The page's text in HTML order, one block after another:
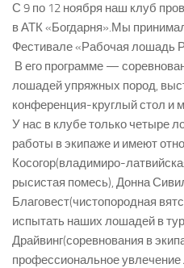
С 9 по 12 ноября наш клуб
в АТК «Богдарня».Мы
Фестивале «Рабочая лошадь
В его программе —
лошадей упряжных пород,
конференция-круглый стол и
У нас в клубе только четыре
работы в экипаже и имеют
Косогор(владимиро-
рысистая помесь), Донна
Благовест(чистопородная
испытать наших лошадей в
Драйвинг(соревнования в
профессиональное